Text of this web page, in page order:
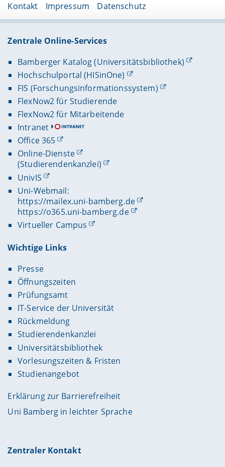
Kontakt Impressum Datenschutz
Zentrale Online-Services
Bamberger Katalog (Universitätsbibliothek)
Hochschulportal (HISinOne)
FIS (Forschungsinformationssystem)
FlexNow2 für Studierende
FlexNow2 für Mitarbeitende
Intranet
Office 365
Online-Dienste
(Studierendenkanzlei)
UnivIS
Uni-Webmail:
https://mailex.uni-bamberg.de
https://o365.uni-bamberg.de
Virtueller Campus
Wichtige Links
Presse
Öffnungszeiten
Prüfungsamt
IT-Service der Universität
Rückmeldung
Studierendenkanzlei
Universitätsbibliothek
Vorlesungszeiten & Fristen
Studienangebot
Erklärung zur Barrierefreiheit
Uni Bamberg in leichter Sprache
Zentraler Kontakt